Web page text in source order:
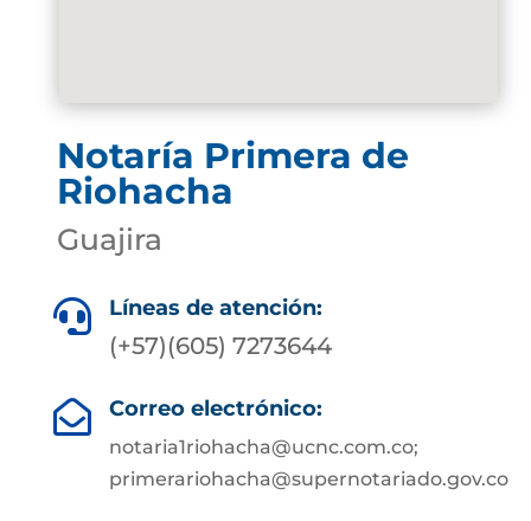
Notaría Primera de
Riohacha
Guajira
 Líneas de atención:
(+57)(605) 7273644
 Correo electrónico:
notaria1riohacha@ucnc.com.co;
primerariohacha@supernotariado.gov.co